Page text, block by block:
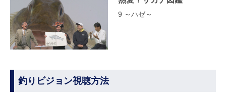
9 ～ハゼ～
釣りビジョン視聴方法